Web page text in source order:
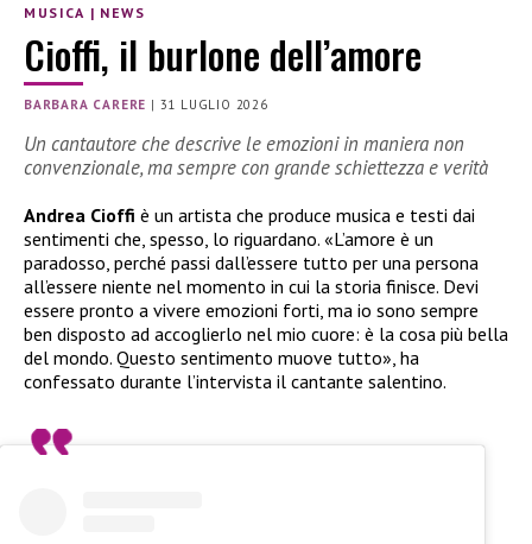
MUSICA | NEWS
Cioffi, il burlone dell’amore
BARBARA CARERE | 31 LUGLIO 2026
Un cantautore che descrive le emozioni in maniera non
convenzionale, ma sempre con grande schiettezza e verità
Andrea Cioffi è un artista che produce musica e testi dai
sentimenti che, spesso, lo riguardano. «L’amore è un
paradosso, perché passi dall’essere tutto per una persona
all’essere niente nel momento in cui la storia finisce. Devi
essere pronto a vivere emozioni forti, ma io sono sempre
ben disposto ad accoglierlo nel mio cuore: è la cosa più bella
del mondo. Questo sentimento muove tutto», ha
confessato durante l’intervista il cantante salentino.